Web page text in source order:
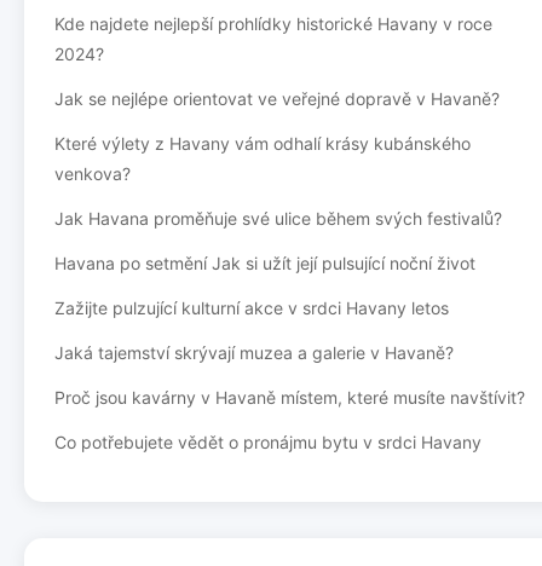
Kde najdete nejlepší prohlídky historické Havany v roce
2024?
Jak se nejlépe orientovat ve veřejné dopravě v Havaně?
Které výlety z Havany vám odhalí krásy kubánského
venkova?
Jak Havana proměňuje své ulice během svých festivalů?
Havana po setmění Jak si užít její pulsující noční život
Zažijte pulzující kulturní akce v srdci Havany letos
Jaká tajemství skrývají muzea a galerie v Havaně?
Proč jsou kavárny v Havaně místem, které musíte navštívit?
Co potřebujete vědět o pronájmu bytu v srdci Havany